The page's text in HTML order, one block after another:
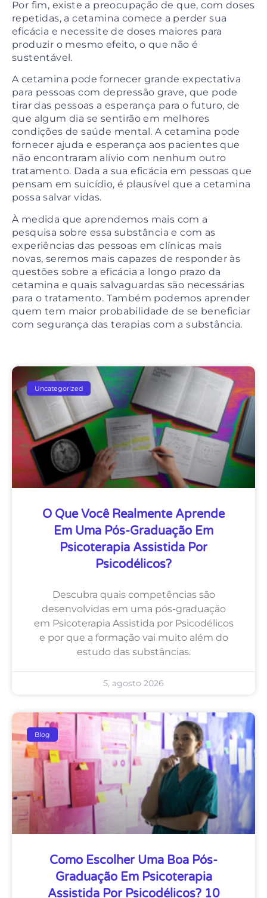
Por fim, existe a preocupação de que, com doses
repetidas, a cetamina comece a perder sua
eficácia e necessite de doses maiores para
produzir o mesmo efeito, o que não é
sustentável.
A cetamina pode fornecer grande expectativa
para pessoas com depressão grave, que pode
tirar das pessoas a esperança para o futuro, de
que algum dia se sentirão em melhores
condições de saúde mental. A cetamina pode
fornecer ajuda e esperança aos pacientes que
não encontraram alívio com nenhum outro
tratamento. Dada a sua eficácia em pessoas que
pensam em suicídio, é plausível que a cetamina
possa salvar vidas.
À medida que aprendemos mais com a
pesquisa sobre essa substância e com as
experiências das pessoas em clínicas mais
novas, seremos mais capazes de responder às
questões sobre a eficácia a longo prazo da
cetamina e quais salvaguardas são necessárias
para o tratamento. Também podemos aprender
quem tem maior probabilidade de se beneficiar
com segurança das terapias com a substância.
Uncategorized
O Que Você Realmente Aprende
Em Uma Pós-Graduação Em
Psicoterapia Assistida Por
Psicodélicos?
Descubra quais competências são
desenvolvidas em uma pós-graduação
em Psicoterapia Assistida por Psicodélicos
e por que a formação vai muito além do
estudo das substâncias.
5, agosto 2026
Blog
Como Escolher Uma Boa Pós-
Graduação Em Psicoterapia
Assistida Por Psicodélicos? 10